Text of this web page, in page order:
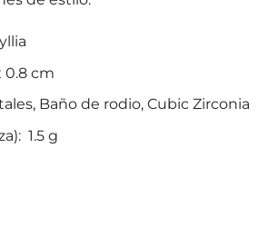
0.8 cm
Baño de rodio, Cubic Zirconia
1.5 g